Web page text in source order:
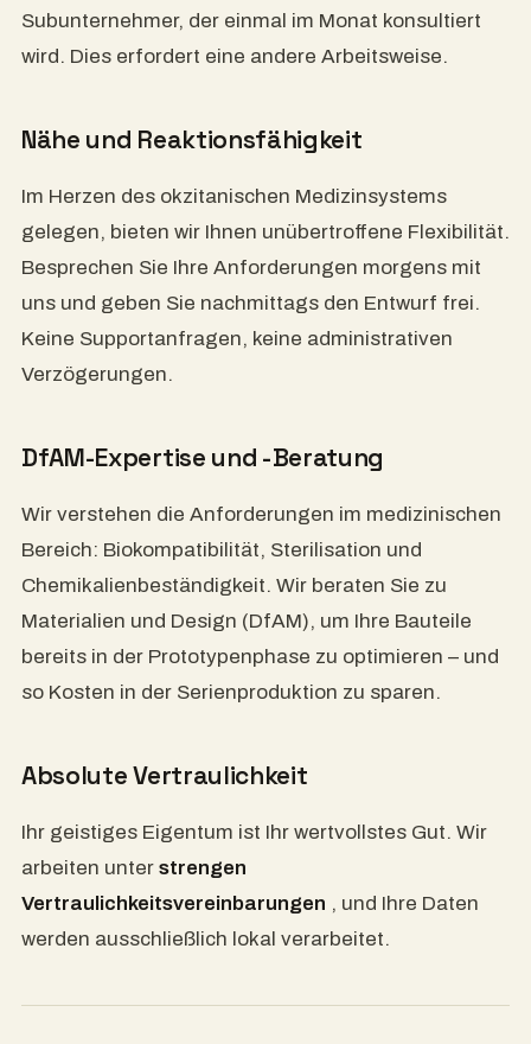
Subunternehmer, der einmal im Monat konsultiert
wird. Dies erfordert eine andere Arbeitsweise.
Nähe und Reaktionsfähigkeit
Im Herzen des okzitanischen Medizinsystems
gelegen, bieten wir Ihnen unübertroffene Flexibilität.
Besprechen Sie Ihre Anforderungen morgens mit
uns und geben Sie nachmittags den Entwurf frei.
Keine Supportanfragen, keine administrativen
Verzögerungen.
DfAM-Expertise und -Beratung
Wir verstehen die Anforderungen im medizinischen
Bereich: Biokompatibilität, Sterilisation und
Chemikalienbeständigkeit. Wir beraten Sie zu
Materialien und Design (DfAM), um Ihre Bauteile
bereits in der Prototypenphase zu optimieren – und
so Kosten in der Serienproduktion zu sparen.
Absolute Vertraulichkeit
Ihr geistiges Eigentum ist Ihr wertvollstes Gut. Wir
arbeiten unter strengen
Vertraulichkeitsvereinbarungen , und Ihre Daten
werden ausschließlich lokal verarbeitet.